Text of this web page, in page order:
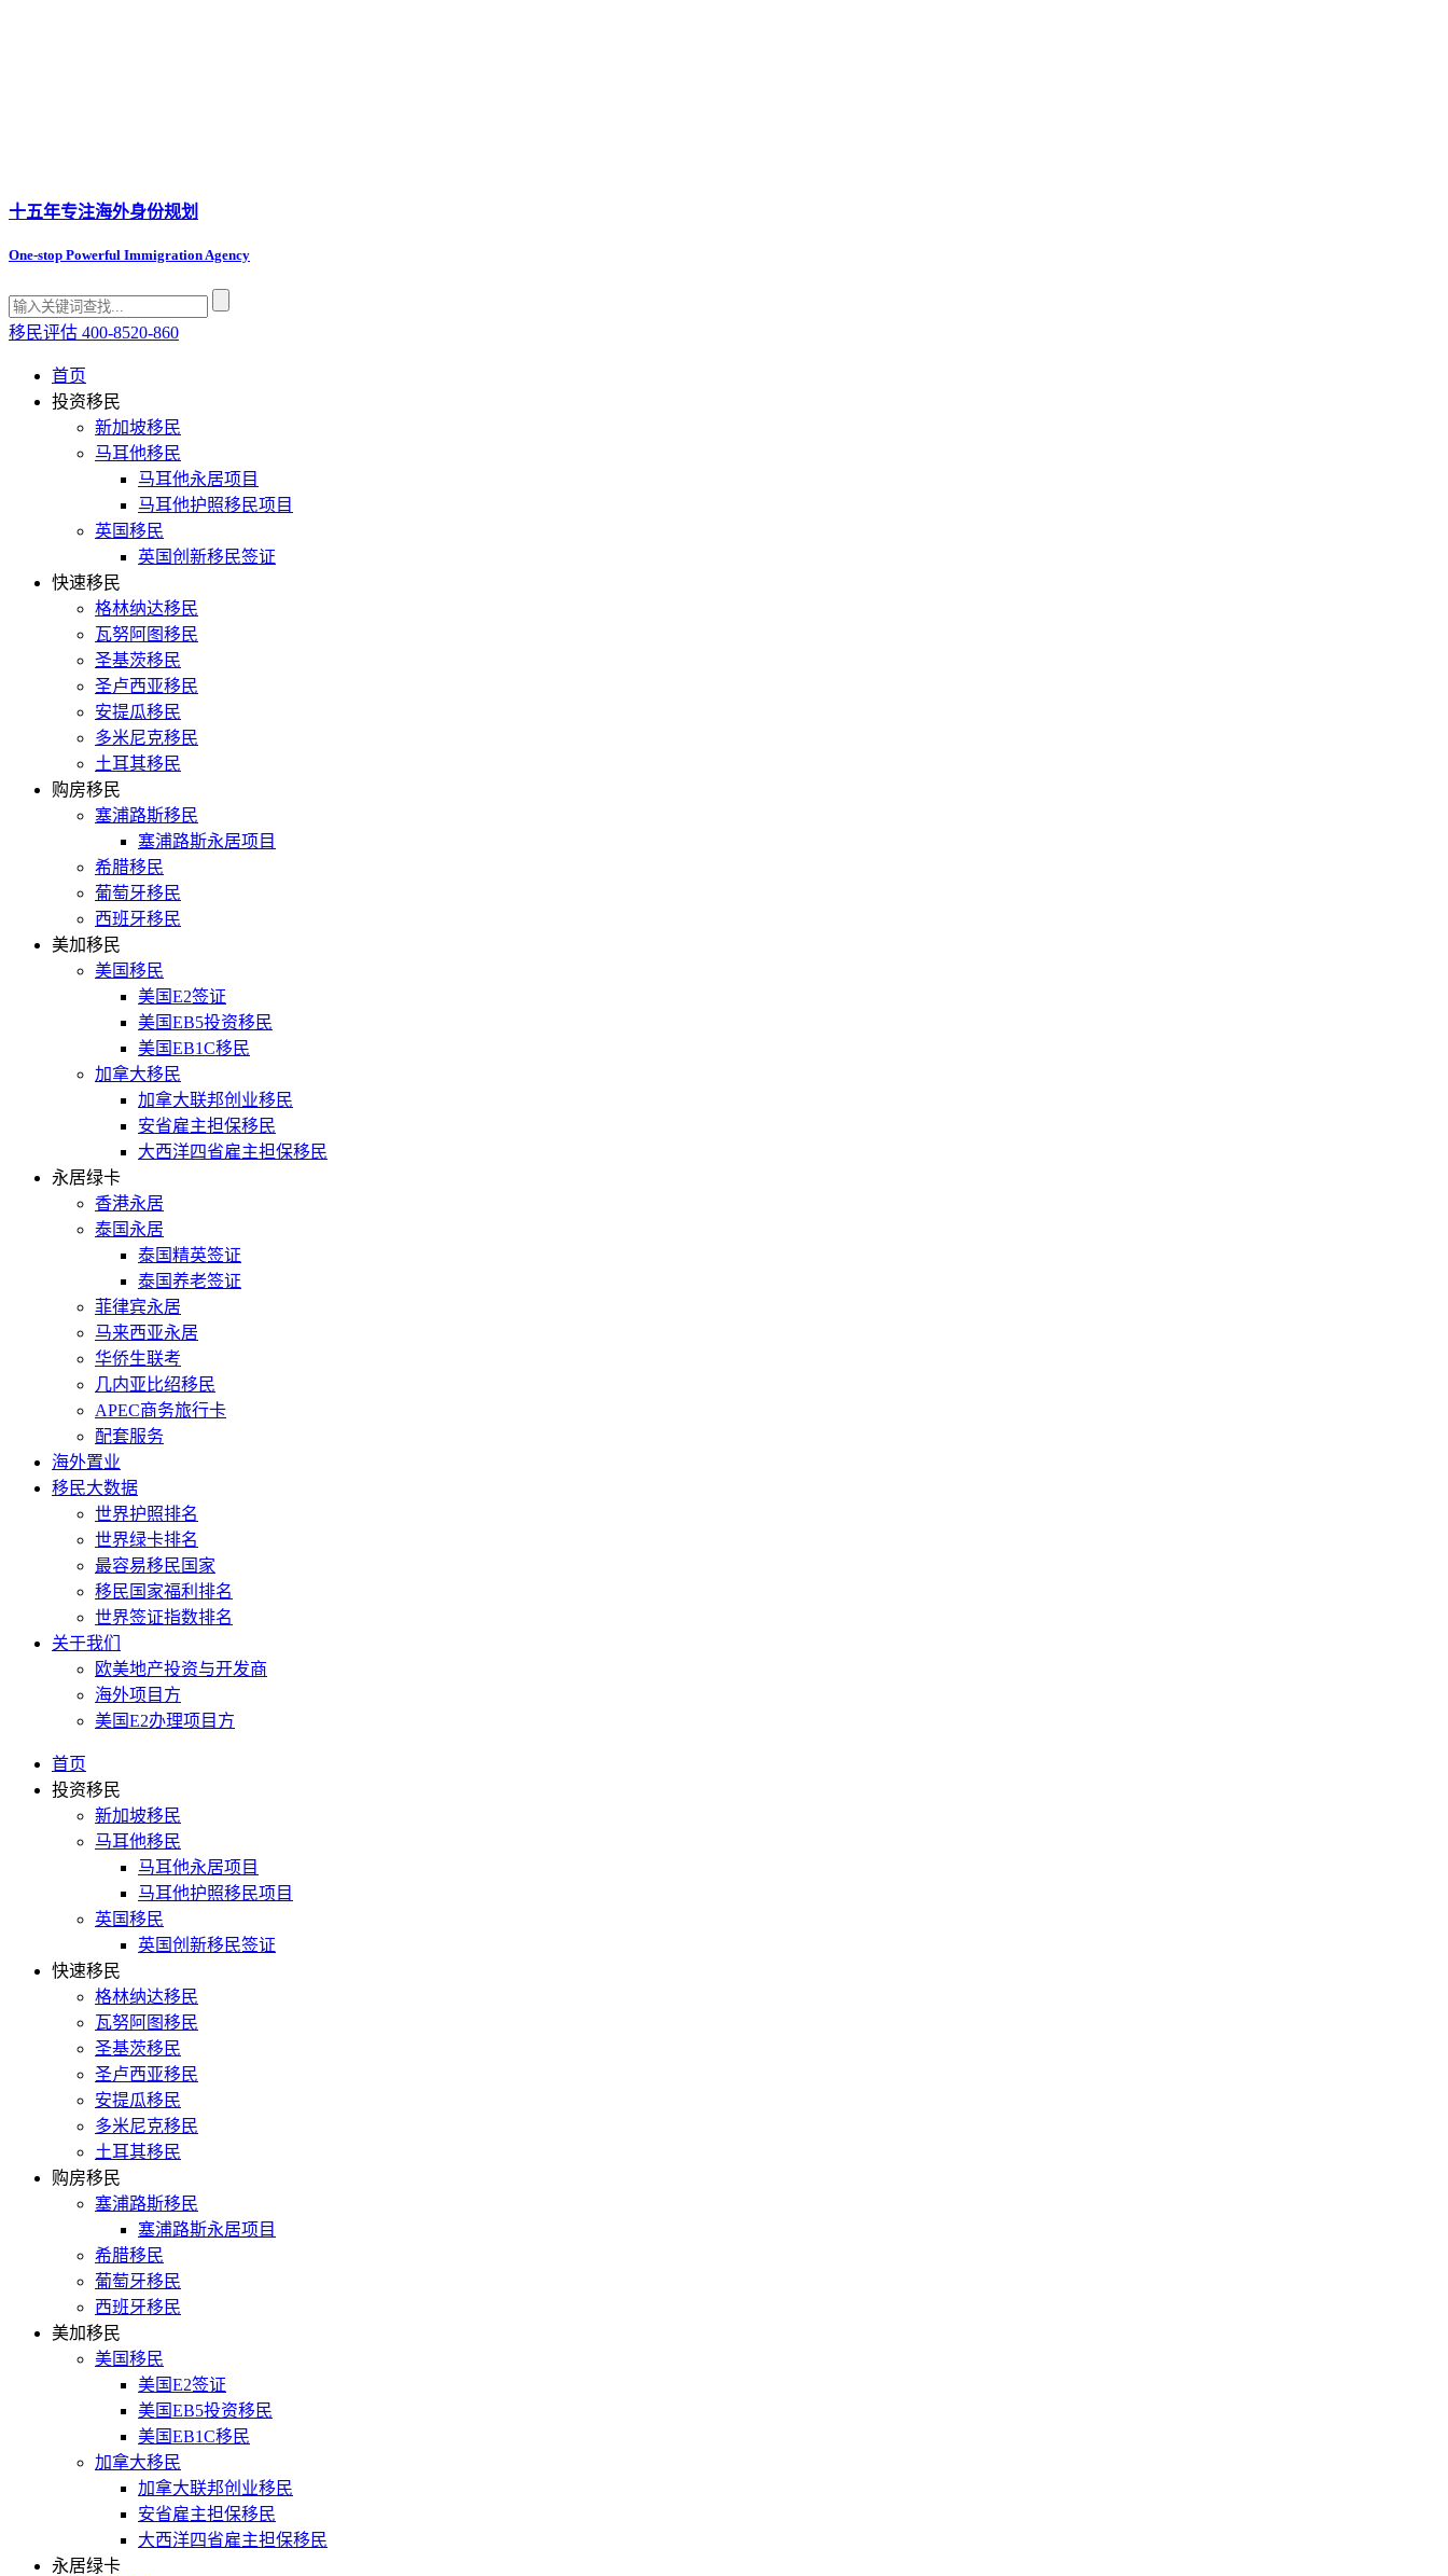
十五年专注海外身份规划
One-stop Powerful Immigration Agency
移民评估 400-8520-860
首页
投资移民
新加坡移民
马耳他移民
马耳他永居项目
马耳他护照移民项目
英国移民
英国创新移民签证
快速移民
格林纳达移民
瓦努阿图移民
圣基茨移民
圣卢西亚移民
安提瓜移民
多米尼克移民
土耳其移民
购房移民
塞浦路斯移民
塞浦路斯永居项目
希腊移民
葡萄牙移民
西班牙移民
美加移民
美国移民
美国E2签证
美国EB5投资移民
美国EB1C移民
加拿大移民
加拿大联邦创业移民
安省雇主担保移民
大西洋四省雇主担保移民
永居绿卡
香港永居
泰国永居
泰国精英签证
泰国养老签证
菲律宾永居
马来西亚永居
华侨生联考
几内亚比绍移民
APEC商务旅行卡
配套服务
海外置业
移民大数据
世界护照排名
世界绿卡排名
最容易移民国家
移民国家福利排名
世界签证指数排名
关于我们
欧美地产投资与开发商
海外项目方
美国E2办理项目方
首页
投资移民
新加坡移民
马耳他移民
马耳他永居项目
马耳他护照移民项目
英国移民
英国创新移民签证
快速移民
格林纳达移民
瓦努阿图移民
圣基茨移民
圣卢西亚移民
安提瓜移民
多米尼克移民
土耳其移民
购房移民
塞浦路斯移民
塞浦路斯永居项目
希腊移民
葡萄牙移民
西班牙移民
美加移民
美国移民
美国E2签证
美国EB5投资移民
美国EB1C移民
加拿大移民
加拿大联邦创业移民
安省雇主担保移民
大西洋四省雇主担保移民
永居绿卡